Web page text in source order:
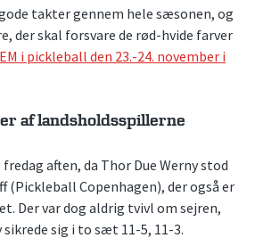
takter gennem hele sæsonen, og
der skal forsvare de rød-hvide farver
i pickleball den 23.-24. november i
af landsholdsspillerne
aften, da Thor Due Werny stod
(Pickleball Copenhagen), der også er
Der var dog aldrig tvivl om sejren,
sikrede sig i to sæt 11-5, 11-3.